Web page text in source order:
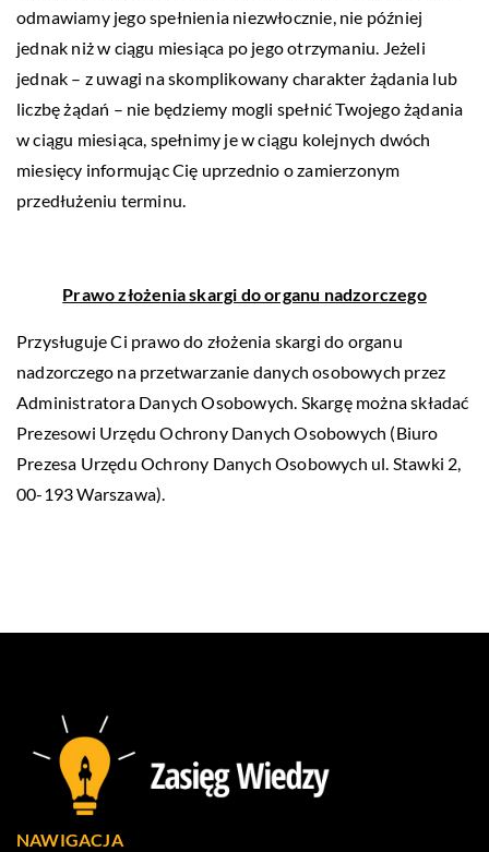
odmawiamy jego spełnienia niezwłocznie, nie później
jednak niż w ciągu miesiąca po jego otrzymaniu. Jeżeli
jednak – z uwagi na skomplikowany charakter żądania lub
liczbę żądań – nie będziemy mogli spełnić Twojego żądania
w ciągu miesiąca, spełnimy je w ciągu kolejnych dwóch
miesięcy informując Cię uprzednio o zamierzonym
przedłużeniu terminu.
Prawo złożenia skargi do organu nadzorczego
Przysługuje Ci prawo do złożenia skargi do organu
nadzorczego na przetwarzanie danych osobowych przez
Administratora Danych Osobowych. Skargę można składać
Prezesowi Urzędu Ochrony Danych Osobowych (Biuro
Prezesa Urzędu Ochrony Danych Osobowych ul. Stawki 2,
00-193 Warszawa).
NAWIGACJA